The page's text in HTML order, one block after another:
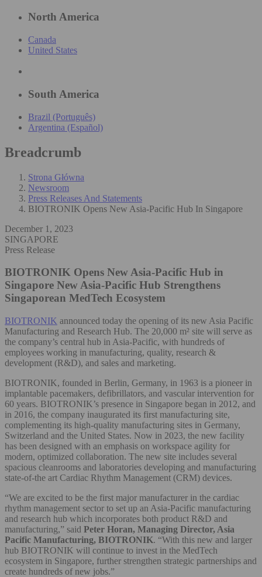
North America
Canada
United States
South America
Brazil (Português)
Argentina (Español)
Breadcrumb
Strona Główna
Newsroom
Press Releases And Statements
BIOTRONIK Opens New Asia-Pacific Hub In Singapore
December 1, 2023
SINGAPORE
Press Release
BIOTRONIK Opens New Asia-Pacific Hub in
Singapore New Asia-Pacific Hub Strengthens
Singaporean MedTech Ecosystem
BIOTRONIK announced today the opening of its new Asia Pacific
Manufacturing and Research Hub. The 20,000 m² site will serve as
the company’s central hub in Asia-Pacific, with hundreds of
employees working in manufacturing, quality, research &
development (R&D), and sales and marketing.
BIOTRONIK, founded in Berlin, Germany, in 1963 is a pioneer in
implantable pacemakers, defibrillators, and vascular intervention for
60 years. BIOTRONIK’s presence in Singapore began in 2012, and
in 2016, the company inaugurated its first manufacturing site,
complementing its high-quality manufacturing sites in Germany,
Switzerland and the United States. Now in 2023, the new facility
has been designed with an emphasis on workspace agility for
modern, optimized collaboration. The new site includes several
spacious cleanrooms and laboratories developing and manufacturing
state-of-the art Cardiac Rhythm Management (CRM) devices.
“We are excited to be the first major manufacturer in the cardiac
rhythm management sector to set up an Asia-Pacific manufacturing
and research hub which incorporates both product R&D and
manufacturing,” said Peter Horan, Managing Director, Asia
Pacific Manufacturing, BIOTRONIK. “With this new and larger
hub BIOTRONIK will continue to invest in the MedTech
ecosystem in Singapore, further strengthen strategic partnerships and
create hundreds of new jobs.”